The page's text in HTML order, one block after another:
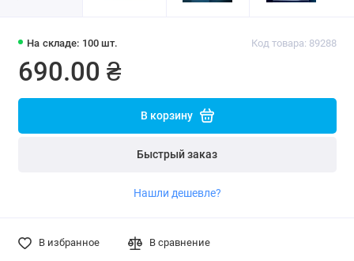
На складе: 100 шт. Код товара: 89288
690.00 ₴
В корзину
Быстрый заказ
Нашли дешевле?
В избранное В сравнение